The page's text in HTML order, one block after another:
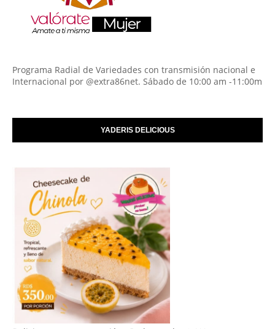
Programa Radial de Variedades con transmisión nacional e
Internacional por @extra86net. Sábado de 10:00 am -11:00m
YADERIS DELICIOUS